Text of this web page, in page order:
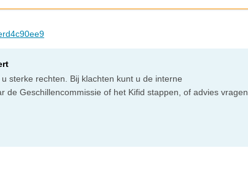
sterke rechten. Bij klachten kunt u de interne
de Geschillencommissie of het Kifid stappen, of advies vragen